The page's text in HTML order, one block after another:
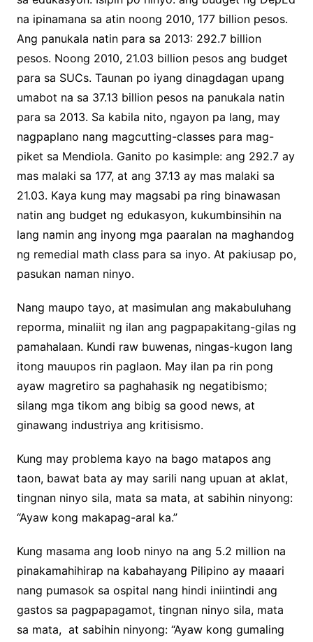
na ipinamana sa atin noong 2010, 177 billion pesos.
Ang panukala natin para sa 2013: 292.7 billion
pesos. Noong 2010, 21.03 billion pesos ang budget
para sa SUCs. Taunan po iyang dinagdagan upang
umabot na sa 37.13 billion pesos na panukala natin
para sa 2013. Sa kabila nito, ngayon pa lang, may
nagpaplano nang magcutting-classes para mag-
piket sa Mendiola. Ganito po kasimple: ang 292.7 ay
mas malaki sa 177, at ang 37.13 ay mas malaki sa
21.03. Kaya kung may magsabi pa ring binawasan
natin ang budget ng edukasyon, kukumbinsihin na
lang namin ang inyong mga paaralan na maghandog
ng remedial math class para sa inyo. At pakiusap po,
pasukan naman ninyo.
Nang maupo tayo, at masimulan ang makabuluhang
reporma, minaliit ng ilan ang pagpapakitang-gilas ng
pamahalaan. Kundi raw buwenas, ningas-kugon lang
itong mauupos rin paglaon. May ilan pa rin pong
ayaw magretiro sa paghahasik ng negatibismo;
silang mga tikom ang bibig sa good news, at
ginawang industriya ang kritisismo.
Kung may problema kayo na bago matapos ang
taon, bawat bata ay may sarili nang upuan at aklat,
tingnan ninyo sila, mata sa mata, at sabihin ninyong:
“Ayaw kong makapag-aral ka.”
Kung masama ang loob ninyo na ang 5.2 million na
pinakamahihirap na kabahayang Pilipino ay maaari
nang pumasok sa ospital nang hindi iniintindi ang
gastos sa pagpapagamot, tingnan ninyo sila, mata
sa mata, at sabihin ninyong: “Ayaw kong gumaling